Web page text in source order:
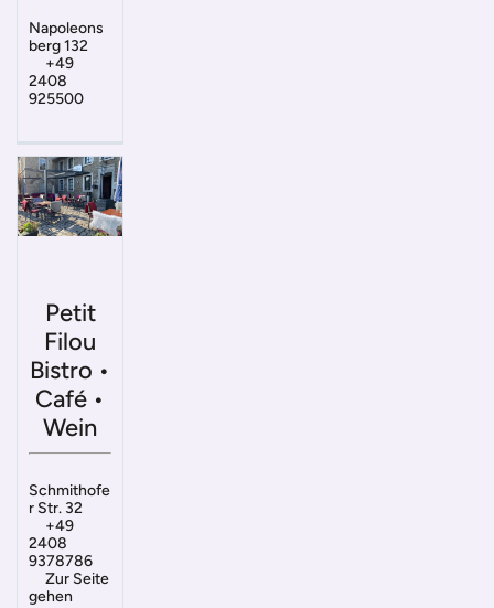
Napoleons
berg 132
+49
2408
925500
Petit
Filou
Bistro •
Café •
Wein
Schmithofe
r Str. 32
+49
2408
9378786
Zur Seite
gehen